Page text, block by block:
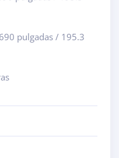
pulgadas / 195.3